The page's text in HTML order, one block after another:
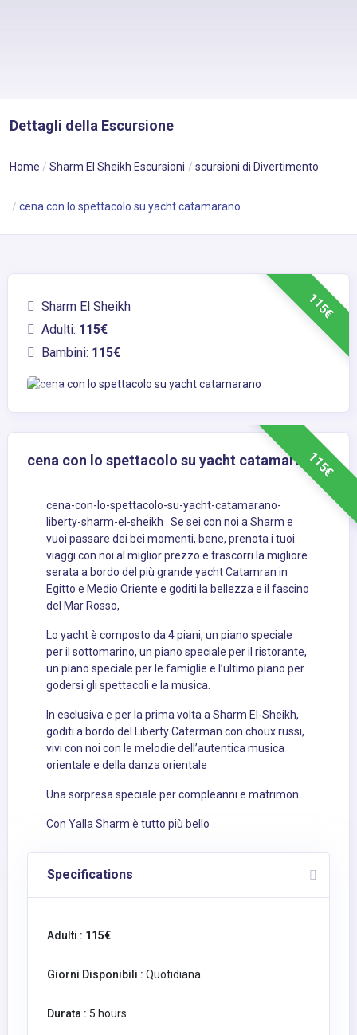
Dettagli della Escursione
Home Sharm El Sheikh Escursioni scursioni di Divertimento
cena con lo spettacolo su yacht catamarano
115€
Sharm El Sheikh
Adulti: 115€
Bambini: 115€
115€
cena con lo spettacolo su yacht catamarano
cena-con-lo-spettacolo-su-yacht-catamarano-
liberty-sharm-el-sheikh . Se sei con noi a Sharm e
vuoi passare dei bei momenti, bene, prenota i tuoi
viaggi con noi al miglior prezzo e trascorri la migliore
serata a bordo del più grande yacht Catamran in
Egitto e Medio Oriente e goditi la bellezza e il fascino
del Mar Rosso,
Lo yacht è composto da 4 piani, un piano speciale
per il sottomarino, un piano speciale per il ristorante,
un piano speciale per le famiglie e l’ultimo piano per
godersi gli spettacoli e la musica.
In esclusiva e per la prima volta a Sharm El-Sheikh,
goditi a bordo del Liberty Caterman con choux russi,
vivi con noi con le melodie dell’autentica musica
orientale e della danza orientale
Una sorpresa speciale per compleanni e matrimon
Con Yalla Sharm è tutto più bello
Specifications
Adulti : 115€
Giorni Disponibili : Quotidiana
Durata : 5 hours